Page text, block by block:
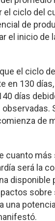
el ciclo del
de
el inicio de
el ciclo
en 130
días
de
cuanto
será la
disponible
sobre
una